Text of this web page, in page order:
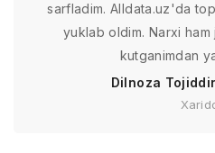
sarfladim. Alldata.uz'da
yuklab oldim. Narxi
kutganimdan
Dilnoza